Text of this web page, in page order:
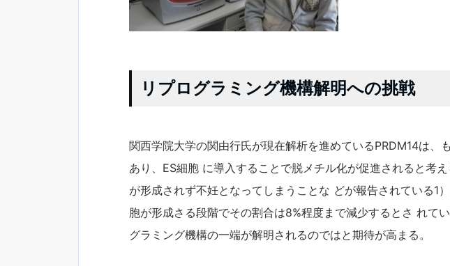
リプログラミング機構解明への挑戦
関西学院大学の関由行氏が現在解析を進めているPRDM14は
あり、ES細胞 に導入することで脱メチル化が促進されると考
が形成されず不妊となってしまうことな どが報告されている
胞が形成さる段階でその割合は8%程度まで減少するとさ れて
グラミング機構の一端が解明されるのではと期待が高まる。